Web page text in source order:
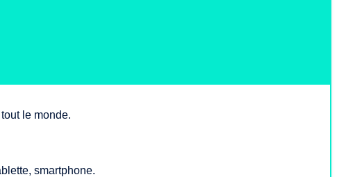
le monde.
smartphone.